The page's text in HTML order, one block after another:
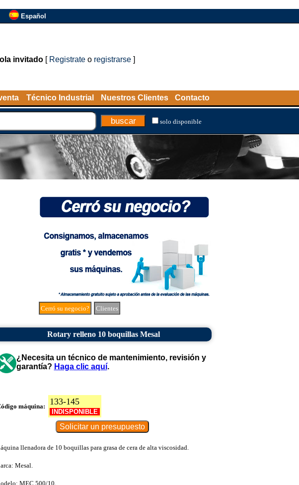
Español
invitado[ Registrateo registrarse]
Técnico Industrial Nuestros Clientes Contacto
solo disponible
Cerró su negocio? Clientes
Rotary relleno 10 boquillas Mesal
¿Necesita un técnico de mantenimiento, revisión y
garantía? Haga clic aquí.
máquina: 133-145
INDISPONIBLE
llenadora de 10 boquillas para grasa de cera de alta viscosidad.
Mesal.
MEC 500/10.